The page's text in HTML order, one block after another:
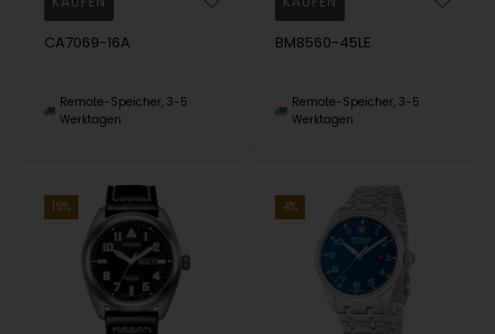
CA7069-16A
Remote-Speicher, 3-5
Werktagen
BM8560-45LE
Remote-Speicher, 3-5
Werktagen
19% 4%